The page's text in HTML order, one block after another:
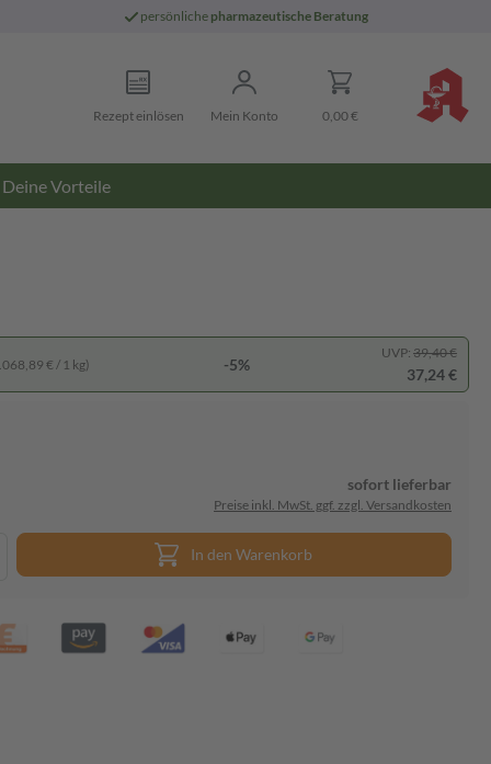
persönliche pharmazeutische Beratung
Rezept einlösen Mein Konto 0,00 €
Deine Vorteile
€ / 1 kg) -5%
UVP: 39,40 €
37,24 €
sofort lieferbar
Preise inkl. MwSt. ggf. zzgl. Versandkosten
In den Warenkorb